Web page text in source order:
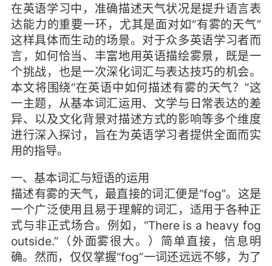
在英语学习中，准确描述天气状况是提升语言表
达能力的重要一环，尤其是面对如“有雾的天气”
这样具体而生动的场景。对于众多英语学习者而
言，如何恰当、丰富地用英语描绘雾景，既是一
个挑战，也是一次深化词汇与表达技巧的机会。
本文将围绕“在英语中如何描述有雾的天气？”这
一主题，从基本词汇运用、文学与日常表达的差
异、以及文化背景对描述方式的影响等多个维度
进行深入探讨，旨在为英语学习者提供全面而实
用的指导。
一、基本词汇与短语的运用
描述有雾的天气，最直接的词汇便是“fog”。这是
一个广泛使用且易于理解的词汇，适用于各种正
式与非正式场合。例如，“There is a heavy fog
outside.”（外面雾很大。）简单直接，信息明
确。然而，仅仅掌握“fog”一词还远远不够，为了